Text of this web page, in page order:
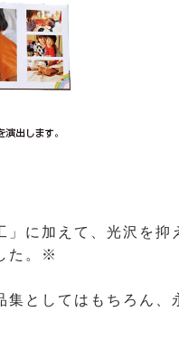
に加えて、光沢を抑
た。※
としてはもちろん、